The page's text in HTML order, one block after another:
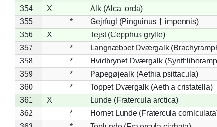
354
X
Alk (Alca torda)
355
*
Gejrfugl (Pinguinus † impennis)
356
X
Tejst (Cepphus grylle)
357
*
Langnæbbet Dværgalk
358
*
Hvidbrynet Dværgalk
359
*
Papegøjealk (Aethia psittacula)
360
*
Toppet Dværgalk (Aethia cristatella)
361
X
Lunde (Fratercula arctica)
362
*
Hornet Lunde (Fratercula